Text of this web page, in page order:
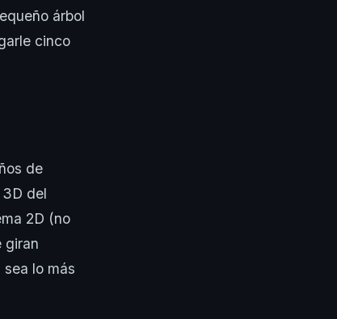
árbol
cinco
de
del
2D (no
giran
lo más